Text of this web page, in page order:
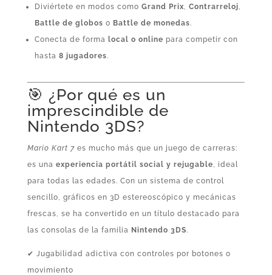
Diviértete en modos como Grand Prix Contrarreloj
Battle de globos o Battle de monedas.
Conecta de forma local o online para competir con
hasta 8 jugadores.
🎯 ¿Por qué es un
imprescindible de
Nintendo 3DS?
Mario Kart 7es mucho más que un juego de carreras:
es una experiencia portátil social y rejugable , ideal
para todas las edades. Con un sistema de control
sencillo, gráficos en 3D estereoscópico y mecánicas
frescas, se ha convertido en un título destacado para
las consolas de la familia Nintendo 3DS.
✔ Jugabilidad adictiva con controles por botones o
movimiento